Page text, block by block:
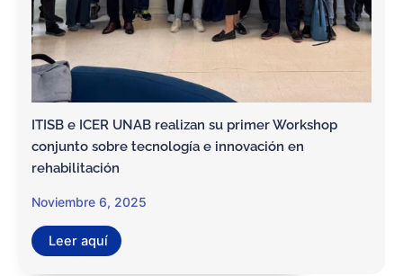
ITISB e ICER UNAB realizan su primer Workshop
conjunto sobre tecnología e innovación en
rehabilitación
Noviembre 6, 2025
Leer aquí